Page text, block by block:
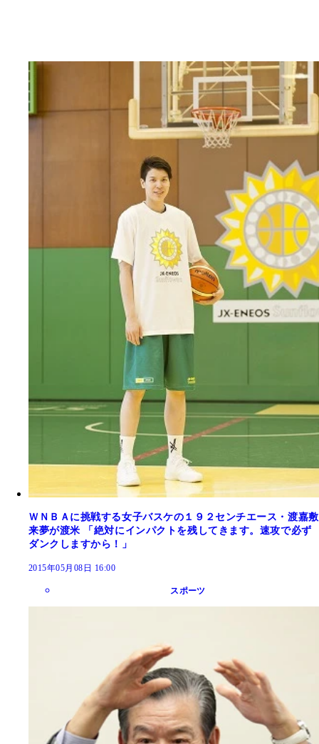
ＷＮＢＡに挑戦する女子バスケの１９２センチエース・渡嘉敷
来夢が渡米 「絶対にインパクトを残してきます。速攻で必ず
ダンクしますから！」
2015年05月08日 16:00
スポーツ